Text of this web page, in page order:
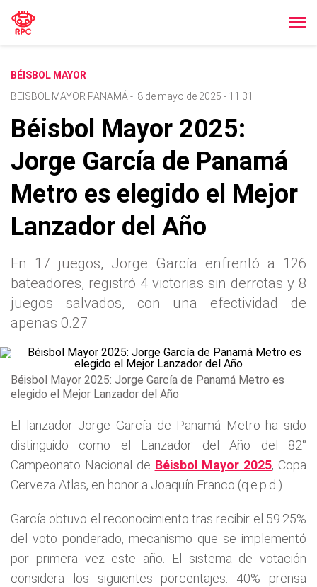
BÉISBOL MAYOR
BEISBOL MAYOR PANAMÁ - 8 de mayo de 2025 - 11:31
Béisbol Mayor 2025:
Jorge García de Panamá
Metro es elegido el Mejor
Lanzador del Año
En 17 juegos, Jorge García enfrentó a 126
bateadores, registró 4 victorias sin derrotas y 8
juegos salvados, con una efectividad de
apenas 0.27
Béisbol Mayor 2025: Jorge García de Panamá Metro es
elegido el Mejor Lanzador del Año
El lanzador Jorge García de Panamá Metro ha sido
distinguido como el Lanzador del Año del 82°
Campeonato Nacional de Béisbol Mayor 2025, Copa
Cerveza Atlas, en honor a Joaquín Franco (q.e.p.d.).
García obtuvo el reconocimiento tras recibir el 59.25%
del voto ponderado, mecanismo que se implementó
por primera vez este año. El sistema de votación
considera los siguientes porcentajes: 40% prensa